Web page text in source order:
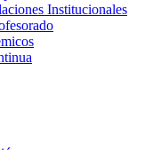
Institucionales